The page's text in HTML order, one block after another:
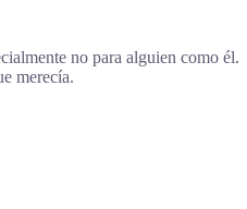
no para alguien como él.
merecía.